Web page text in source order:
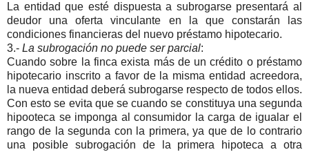
La entidad que esté dispuesta a subrogarse presentará al
deudor una oferta vinculante en la que constarán las
condiciones financieras del nuevo préstamo hipotecario.
3.- La subrogación no puede ser parcial:
Cuando sobre la finca exista más de un crédito o préstamo
hipotecario inscrito a favor de la misma entidad acreedora,
la nueva entidad deberá subrogarse respecto de todos ellos.
Con esto se evita que se cuando se constituya una segunda
hipooteca se imponga al consumidor la carga de igualar el
rango de la segunda con la primera, ya que de lo contrario
una posible subrogación de la primera hipoteca a otra